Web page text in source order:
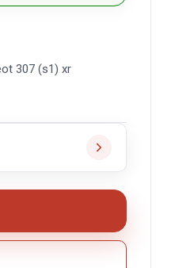
307 (s1) xr